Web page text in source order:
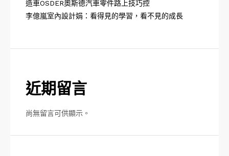
造車OSDER奧斯德汽車零件路上技巧控
李億嵐室內設計娟：看得見的學習，看不見的成長
近期留言
尚無留言可供顯示。